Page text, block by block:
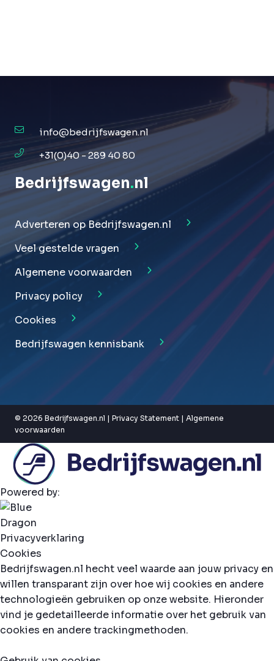
info@bedrijfswagen.nl
+31(0)40 - 289 40 80
Bedrijfswagen.nl
Adverteren op Bedrijfswagen.nl
Veel gestelde vragen
Algemene voorwaarden
Privacy policy
Cookies
Bedrijfswagen kennisbank
© 2026 Bedrijfswagen.nl | Privacy Statement | Algemene
voorwaarden
Powered by:
Privacyverklaring
Cookies
Bedrijfswagen.nl hecht veel waarde aan jouw privacy en
willen transparant zijn over hoe wij cookies en andere
technologieën gebruiken op onze website. Hieronder
vind je gedetailleerde informatie over het gebruik van
cookies en andere trackingmethoden.